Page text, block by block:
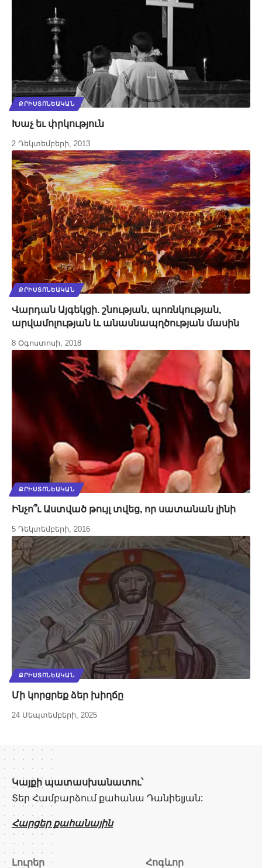
ՔՐԻՍՏՈՆԵԱԿԱՆ
Խաչ եւ փրկություն
2 Դեկտեմբերի, 2013
ՔՐԻՍՏՈՆԵԱԿԱՆ
Վարդան Այգեկցի. շնության, պոռնկության,
արվամոլության և անասնապղծության մասին
8 Օգոստոսի, 2018
ՔՐԻՍՏՈՆԵԱԿԱՆ
Ինչո՞ւ Աստված թույլ տվեց, որ սատանան լինի
5 Դեկտեմբերի, 2016
ՔՐԻՍՏՈՆԵԱԿԱՆ
Մի կորցրեք ձեր խիղճը
24 Սեպտեմբերի, 2025
Կայքի պատասխանատու՝
Տեր Համբարձում քահանա Դանիելյան:
Հարցեր քահանային
Լուրեր Հոգևոր